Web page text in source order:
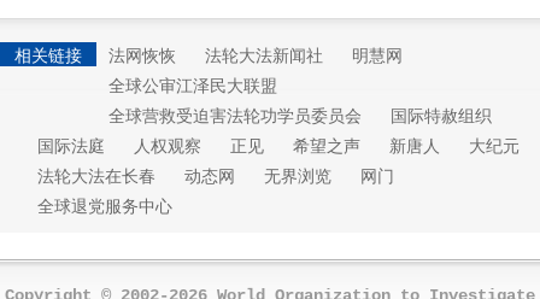
相关链接 法网恢恢 法轮大法新闻社
明慧网
全球公审江泽民大联盟
全球营救受迫害法轮功学员委员会
国际特赦组织
国际法庭
人权观察 正见 希望之声 新唐人
大纪元
法轮大法在长春
动态网 无界浏览
网门
全球退党服务中心
Copyright © 2002-2026 World Organization to Investigate